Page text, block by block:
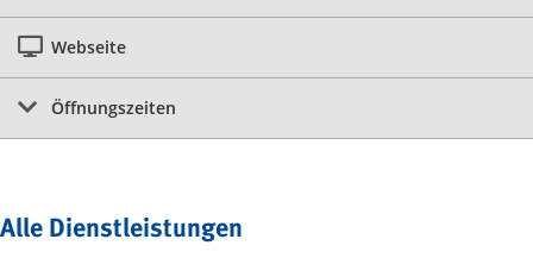
Webseite
Öffnungszeiten
Alle Dienstleistungen